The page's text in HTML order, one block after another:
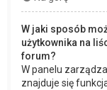
W jaki sposób
użytkownika na
forum?
W panelu
znajduje się